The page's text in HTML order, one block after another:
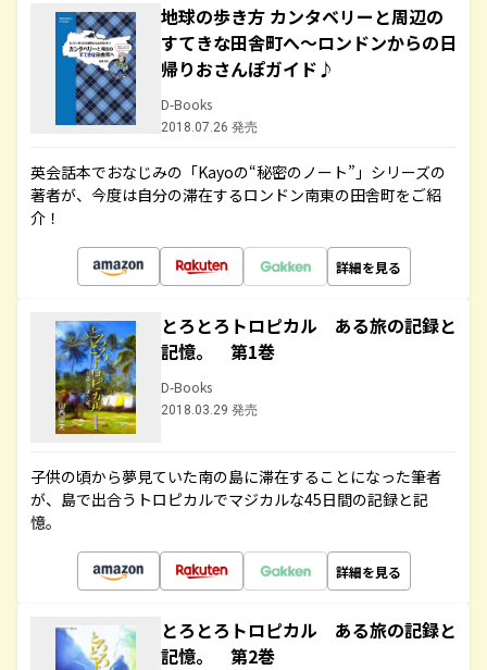
地球の歩き方 カンタベリーと周辺の
すてきな田舎町へ～ロンドンからの日
帰りおさんぽガイド♪
D-Books
2018.07.26 発売
英会話本でおなじみの「Kayoの“秘密のノート”」シリーズの
著者が、今度は自分の滞在するロンドン南東の田舎町をご紹
介！
詳細を見る
とろとろトロピカル ある旅の記録と
記憶。 第1巻
D-Books
2018.03.29 発売
子供の頃から夢見ていた南の島に滞在することになった筆者
が、島で出合うトロピカルでマジカルな45日間の記録と記
憶。
詳細を見る
とろとろトロピカル ある旅の記録と
記憶。 第2巻